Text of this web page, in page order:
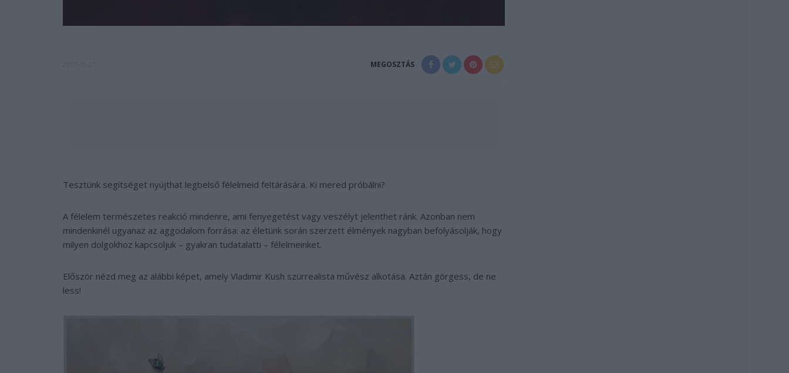
MEGOSZTÁS
Tesztünk segítséget nyújthat legbelső félelmeid feltárására. Ki mered próbálni?
A félelem természetes reakció mindenre, ami fenyegetést vagy veszélyt jelenthet ránk. Azonban nem
mindenkinél ugyanaz az aggodalom forrása: az életünk során szerzett élmények nagyban befolyásolják, hogy
milyen dolgokhoz kapcsoljuk – gyakran tudatalatti – félelmeinket.
Először nézd meg az alábbi képet, amely Vladimir Kush szürrealista művész alkotása. Aztán görgess, de ne
less!